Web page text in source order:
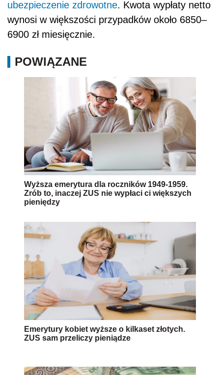
ubezpieczenie zdrowotne. Kwota wypłaty netto
wynosi w większości przypadków około 6850–
6900 zł miesięcznie.
POWIĄZANE
Wyższa emerytura dla roczników 1949-1959.
Zrób to, inaczej ZUS nie wypłaci ci większych
pieniędzy
Emerytury kobiet wyższe o kilkaset złotych.
ZUS sam przeliczy pieniądze